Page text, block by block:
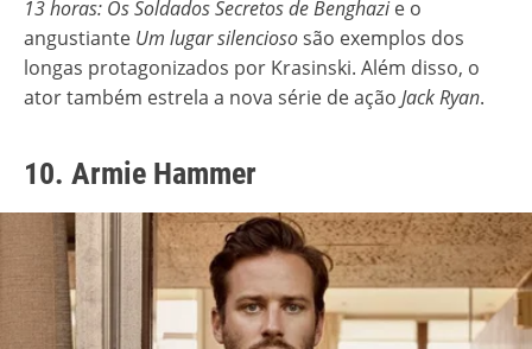
13 horas: Os Soldados Secretos de Benghazie o
angustiante Um lugar silenciososão exemplos dos
longas protagonizados por Krasinski. Além disso, o
ator também estrela a nova série de ação Jack Ryan.
10. Armie Hammer